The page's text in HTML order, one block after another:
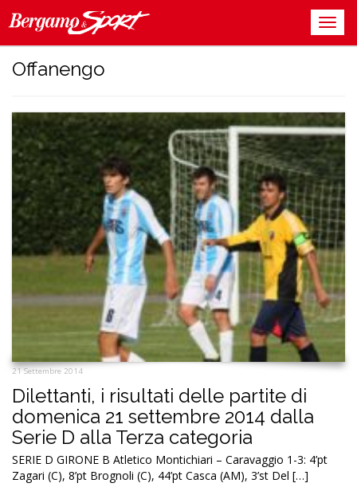
Offanengo
21 Settembre 2014
Dilettanti, i risultati delle partite di
domenica 21 settembre 2014 dalla
Serie D alla Terza categoria
SERIE D GIRONE B Atletico Montichiari – Caravaggio 1-3: 4’pt
Zagari (C), 8’pt Brognoli (C), 44’pt Casca (AM), 3’st Del […]